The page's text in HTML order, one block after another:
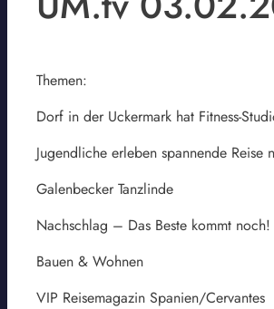
Themen:
Dorf in der Uckermark hat Fitness-
Jugendliche erleben spannende Reise
Galenbecker Tanzlinde
Nachschlag – Das Beste kommt
Bauen & Wohnen
VIP Reisemagazin Spanien/Cervantes